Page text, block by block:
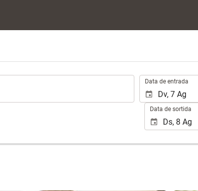
Data de entrada
Data de sortida